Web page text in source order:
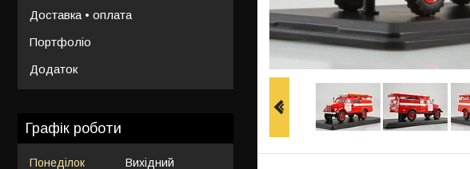
Доставка • оплата
Портфоліо
Додаток
Графік роботи
Понеділок
Вихідний